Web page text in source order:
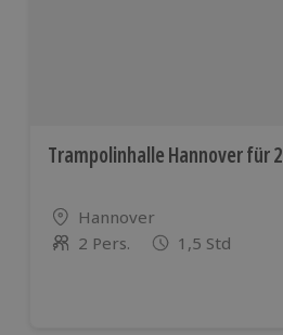
Trampolinhalle Hannover für 2
Standort
Hannover
Anzahl der Teilnehmer
2 Pers. 1,5 Std